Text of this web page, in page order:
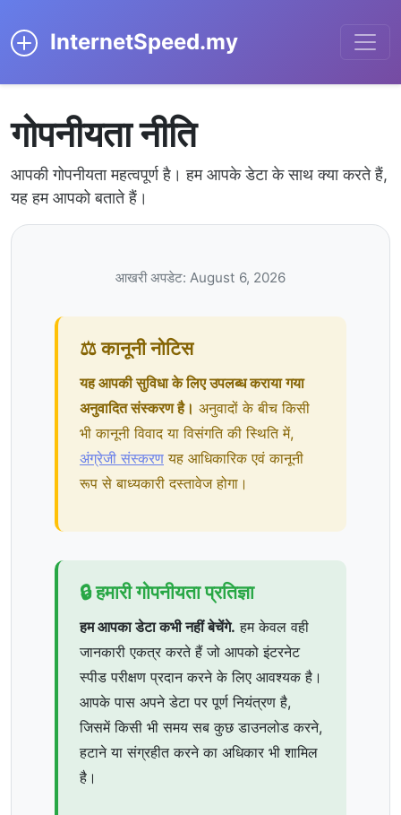
InternetSpeed.my
गोपनीयता नीति
आपकी गोपनीयता महत्वपूर्ण है। हम आपके डेटा के साथ क्या करते हैं,
यह हम आपको बताते हैं।
आखरी अपडेट: August 6, 2026
⚖️ कानूनी नोटिस
यह आपकी सुविधा के लिए उपलब्ध कराया गया
अनुवादित संस्करण है। अनुवादों के बीच किसी
भी कानूनी विवाद या विसंगति की स्थिति में,
अंग्रेजी संस्करण यह आधिकारिक एवं कानूनी
रूप से बाध्यकारी दस्तावेज होगा।
🔒 हमारी गोपनीयता प्रतिज्ञा
हम आपका डेटा कभी नहीं बेचेंगे. हम केवल वही
जानकारी एकत्र करते हैं जो आपको इंटरनेट
स्पीड परीक्षण प्रदान करने के लिए आवश्यक है।
आपके पास अपने डेटा पर पूर्ण नियंत्रण है,
जिसमें किसी भी समय सब कुछ डाउनलोड करने,
हटाने या संग्रहीत करने का अधिकार भी शामिल
है।